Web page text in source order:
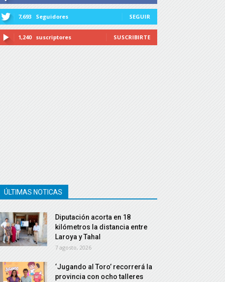
7,693 Seguidores SEGUIR
1,240 suscriptores SUSCRIBIRTE
ÚLTIMAS NOTICAS
Diputación acorta en 18
kilómetros la distancia entre
Laroya y Tahal
7 agosto, 2026
‘Jugando al Toro’ recorrerá la
provincia con ocho talleres